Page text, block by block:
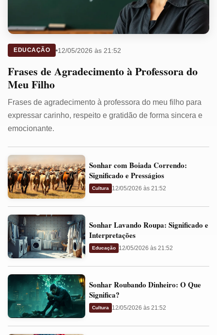
EDUCAÇÃO 12/05/2026 às 21:52
Frases de Agradecimento à Professora do
Meu Filho
Frases de agradecimento à professora do meu filho para
expressar carinho, respeito e gratidão de forma sincera e
emocionante.
Sonhar
com
Boiada
Correndo:
Significado
e
Presságios
Sonhar com Boiada Correndo:
Significado e Presságios
Cultura 12/05/2026 às 21:52
Sonhar
Lavando
Roupa:
Significado
e
Interpretações
Sonhar Lavando Roupa: Significado e
Interpretações
Educação 12/05/2026 às 21:52
Sonhar
Roubando
Dinheiro:
O
Que
Sonhar Roubando Dinheiro: O Que
Significa?
Cultura 12/05/2026 às 21:52